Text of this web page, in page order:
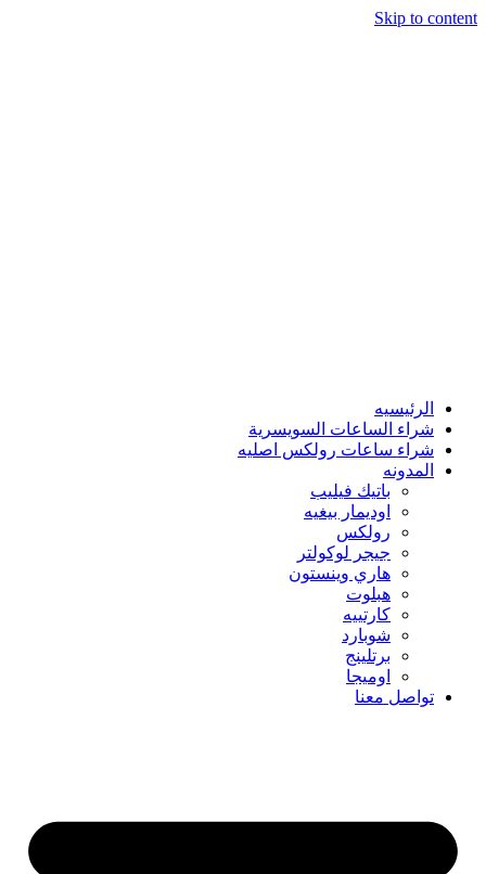
Skip to content
الرئيسيه
شراء الساعات السويسرية
شراء ساعات رولكس اصليه
المدونه
باتيك فيليب
اوديمار بيغيه
رولكس
جيجر لوكولتر
هاري وينستون
هبلوت
كارتييه
شوبارد
برتلينج
اوميجا
تواصل معنا